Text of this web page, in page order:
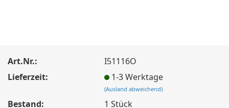
Art.Nr.:
I51116O
Lieferzeit:
1-3 Werktage
(Ausland abweichend)
Bestand: 1Stück